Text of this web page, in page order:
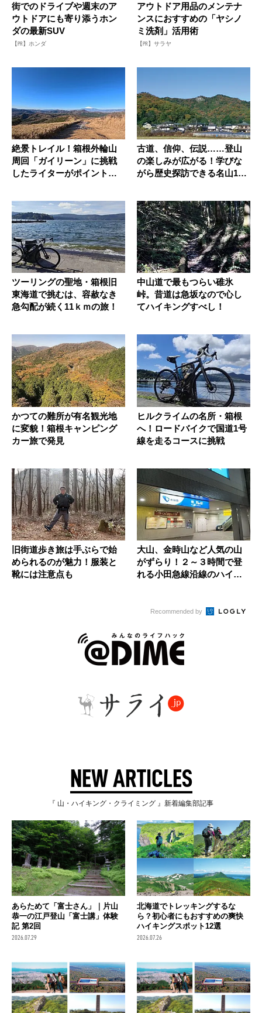
街でのドライブや週末のア
ウトドアにも寄り添うホン
ダの最新SUV
【PR】ホンダ
アウトドア用品のメンテナ
ンスにおすすめの「ヤシノ
ミ洗剤」活用術
【PR】サラヤ
絶景トレイル！箱根外輪山
周回「ガイリーン」に挑戦
したライターがポイントを
古道、信仰、伝説……登山
の楽しみが広がる！学びな
がら歴史探訪できる名山10
ツーリングの聖地・箱根旧
東海道で挑むは、容赦なき
急勾配が続く11ｋｍの旅！
中山道で最もつらい碓氷
峠。昔道は急坂なので心し
てハイキングすべし！
かつての難所が有名観光地
に変貌！箱根キャンピング
カー旅で発見
ヒルクライムの名所・箱根
へ！ロードバイクで国道1号
線を走るコースに挑戦
旧街道歩き旅は手ぶらで始
められるのが魅力！服装と
靴には注意点も
大山、金時山など人気の山
がずらり！２～３時間で登
れる小田急線沿線のハイキ
Recommended by
NEW ARTICLES
『 山・ハイキング・クライミング 』新着編集部記事
あらためて「富士さん」｜片山
恭一の江戸登山「富士講」体験
記 第2回
2026.07.29
北海道でトレッキングするな
ら？初心者にもおすすめの爽快
ハイキングスポット12選
2026.07.26